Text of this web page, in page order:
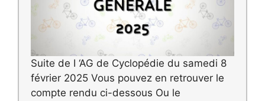
Suite de I ‘AG de Cyclopédie du samedi 8
février 2025 Vous pouvez en retrouver le
compte rendu ci-dessous Ou le